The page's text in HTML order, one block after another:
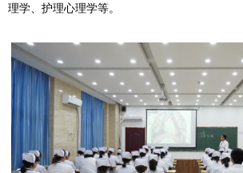
理学、护理心理学等。